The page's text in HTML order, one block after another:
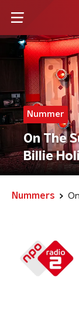
Nummer
On The
Billie
Nummers